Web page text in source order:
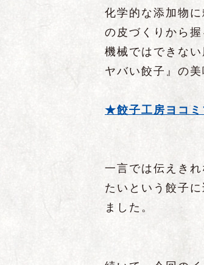
化学的な添加物
の皮づくりから
機械ではできな
ヤバい餃子』の
★餃子工房ヨコミ
一言では伝えき
たいという餃子
ました。